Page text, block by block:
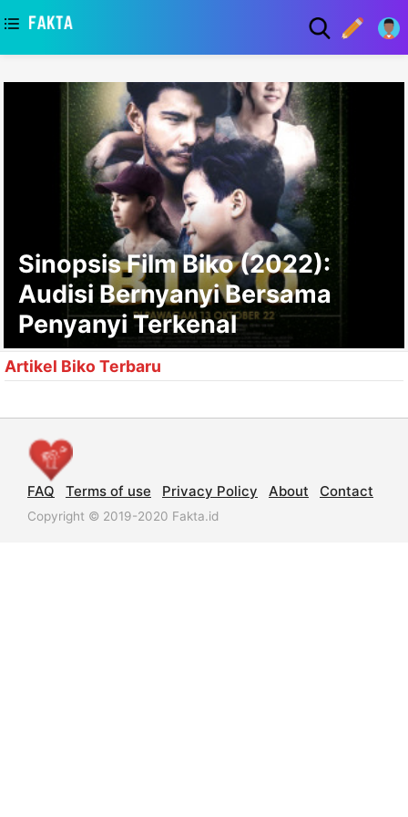
Sinopsis Film Biko (2022):
Audisi Bernyanyi Bersama
Penyanyi Terkenal
Artikel Biko Terbaru
FAQ Terms of use Privacy Policy About Contact
Copyright © 2019-2020 Fakta.id